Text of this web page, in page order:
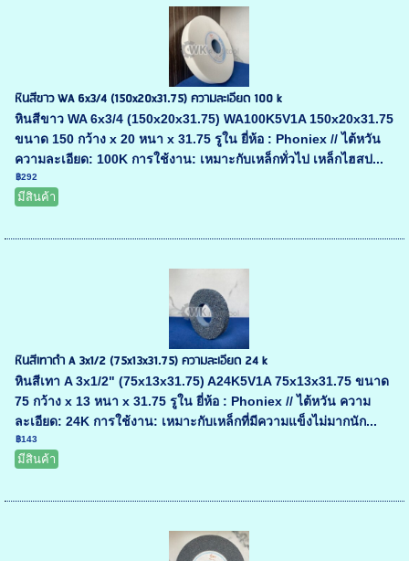
หินสีขาว WA 6x3/4 (150x20x31.75) ความละเอียด 100 k
หินสีขาว WA 6x3/4 (150x20x31.75) WA100K5V1A 150x20x31.75
ขนาด 150 กว้าง x 20 หนา x 31.75 รูใน ยี่ห้อ : Phoniex // ไต้หวัน
ความละเอียด: 100K การใช้งาน: เหมาะกับเหล็กทั่วไป เหล็กไฮสป...
฿292
มีสินค้า
หินสีเทาดำ A 3x1/2 (75x13x31.75) ความละเอียด 24 k
หินสีเทา A 3x1/2" (75x13x31.75) A24K5V1A 75x13x31.75 ขนาด
75 กว้าง x 13 หนา x 31.75 รูใน ยี่ห้อ : Phoniex // ไต้หวัน ความ
ละเอียด: 24K การใช้งาน: เหมาะกับเหล็กที่มีความแข็งไม่มากนัก...
฿143
มีสินค้า